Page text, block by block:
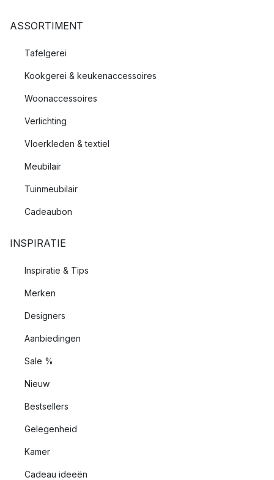
ASSORTIMENT
Tafelgerei
Kookgerei & keukenaccessoires
Woonaccessoires
Verlichting
Vloerkleden & textiel
Meubilair
Tuinmeubilair
Cadeaubon
INSPIRATIE
Inspiratie & Tips
Merken
Designers
Aanbiedingen
Sale %
Nieuw
Bestsellers
Gelegenheid
Kamer
Cadeau ideeën